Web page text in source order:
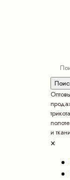
и ткани
×